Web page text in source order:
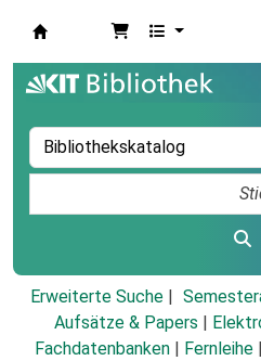
Erweiterte Suche
Aufsätze & Papers
Fachdatenbanken
Fernleihe